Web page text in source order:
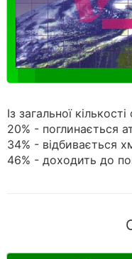
Із загальної
20% - поглинається
34% - відбивається
46% - доходить до